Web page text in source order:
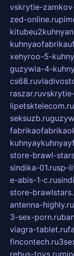
vskrytie-
zed-online.ru
xehyroo-5-
guzywia-4-
cs68.ru
raszar.ru
lipetsktelecom.ru
seksuzb.ru
store-brawl-
sindika-01.rusp-
e-abis-1-c.ru
store-
antenna-highly.ru
3-sex-porn.ru
viagra-tablet.ru
fincontech.ru
rebus-toys.ru